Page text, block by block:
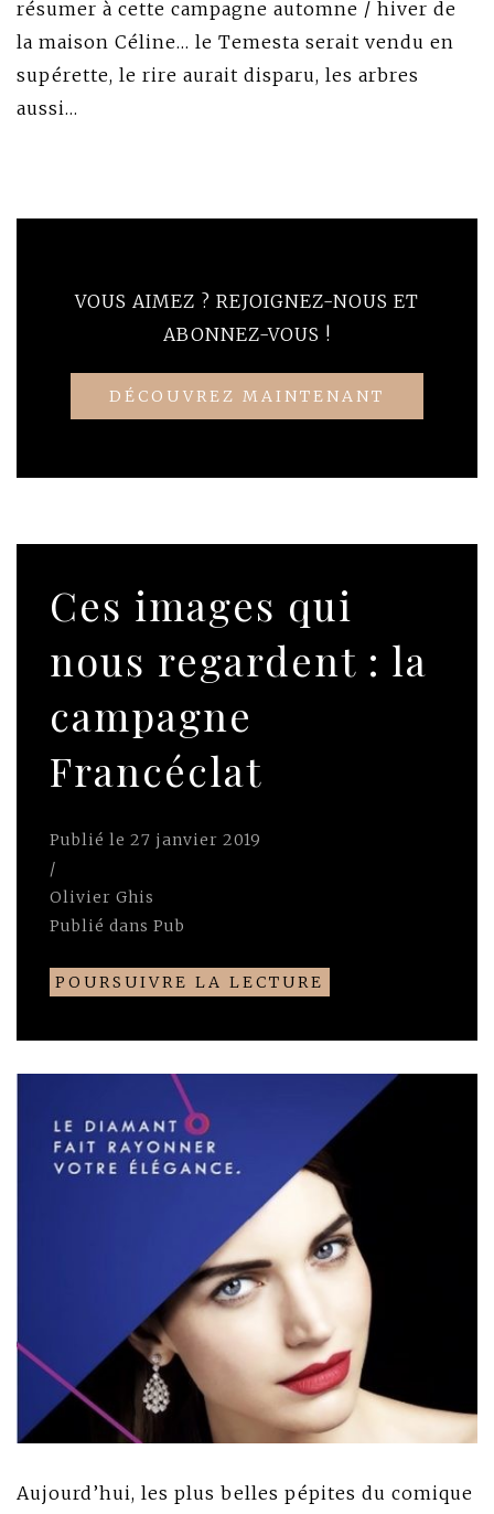
résumer à cette campagne automne / hiver de
la maison Céline… le Temesta serait vendu en
supérette, le rire aurait disparu, les arbres
aussi…
VOUS AIMEZ ? REJOIGNEZ-NOUS ET
ABONNEZ-VOUS !
DÉCOUVREZ MAINTENANT
Ces images qui
nous regardent : la
campagne
Francéclat
Publié le 27 janvier 2019
/
Olivier Ghis
Publié dans Pub
POURSUIVRE LA LECTURE
Aujourd’hui, les plus belles pépites du comique